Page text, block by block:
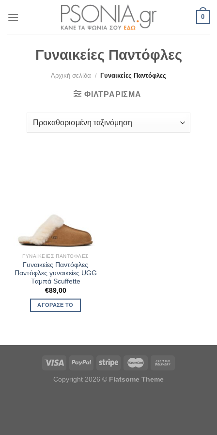
0
Γυναικείες Παντόφλες
Αρχική σελίδα / Γυναικείες Παντόφλες
ΦΙΛΤΡΆΡΙΣΜΑ
ΓΥΝΑΙΚΕΊΕΣ ΠΑΝΤΌΦΛΕΣ
Γυναικείες Παντόφλες
Παντόφλες γυναικείες UGG
Ταμπά Scuffette
€89,00
ΑΓΌΡΑΣΈ ΤΟ
Copyright 2026 © Flatsome Theme